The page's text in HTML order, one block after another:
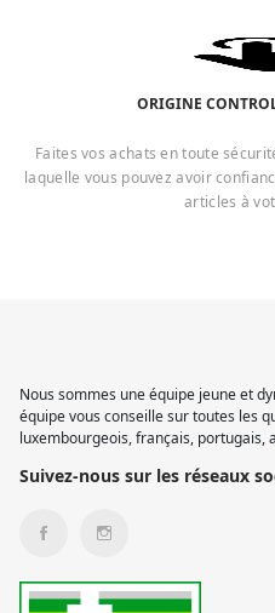
ORIGINE
Faites vos achats en toute
laquelle vous pouvez avoir
articles à
Nous sommes une équipe jeune et
équipe vous conseille sur toutes les
luxembourgeois, français, portugais,
Suivez-nous sur les réseaux